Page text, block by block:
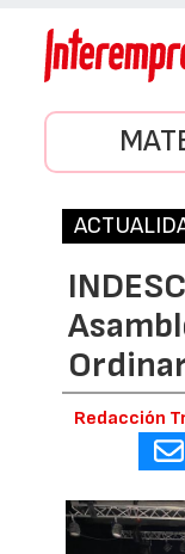
Redacción